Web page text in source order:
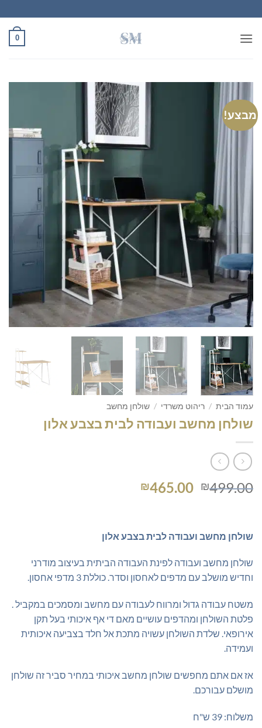
to
content
0
מבצע!
עמוד הבית / ריהוט משרדי / שולחן מחשב
שולחן מחשב ועבודה לבית בצבע אלון
₪499.00
המחיר
₪499.00.
₪465.00
₪465.00.
שולחן מחשב ועבודה לבית בצבע אלון
שולחן מחשב ועבודה לפינת העבודה הביתית בעיצוב מודרני
וחדיש מושלב עם מדפים לאחסון וסדר. כוללת 3 מדפי אחסון.
משטח עבודה גדול ומרווח לעבודה עם מחשב ומסמכים במקביל .
פלטת השולחן ומהדפים עושיים מאם די אף איכותי בעל תקן
אירופאי. שלדת השולחן עשויה מתכת אל חלד בצביעה איכותית
ועמידה.
אז אם אתם מחפשים שולחן מחשב איכותי במחיר סביר זה שולחן
מושלם עבורכם.
משלוח: 39 ש"ח